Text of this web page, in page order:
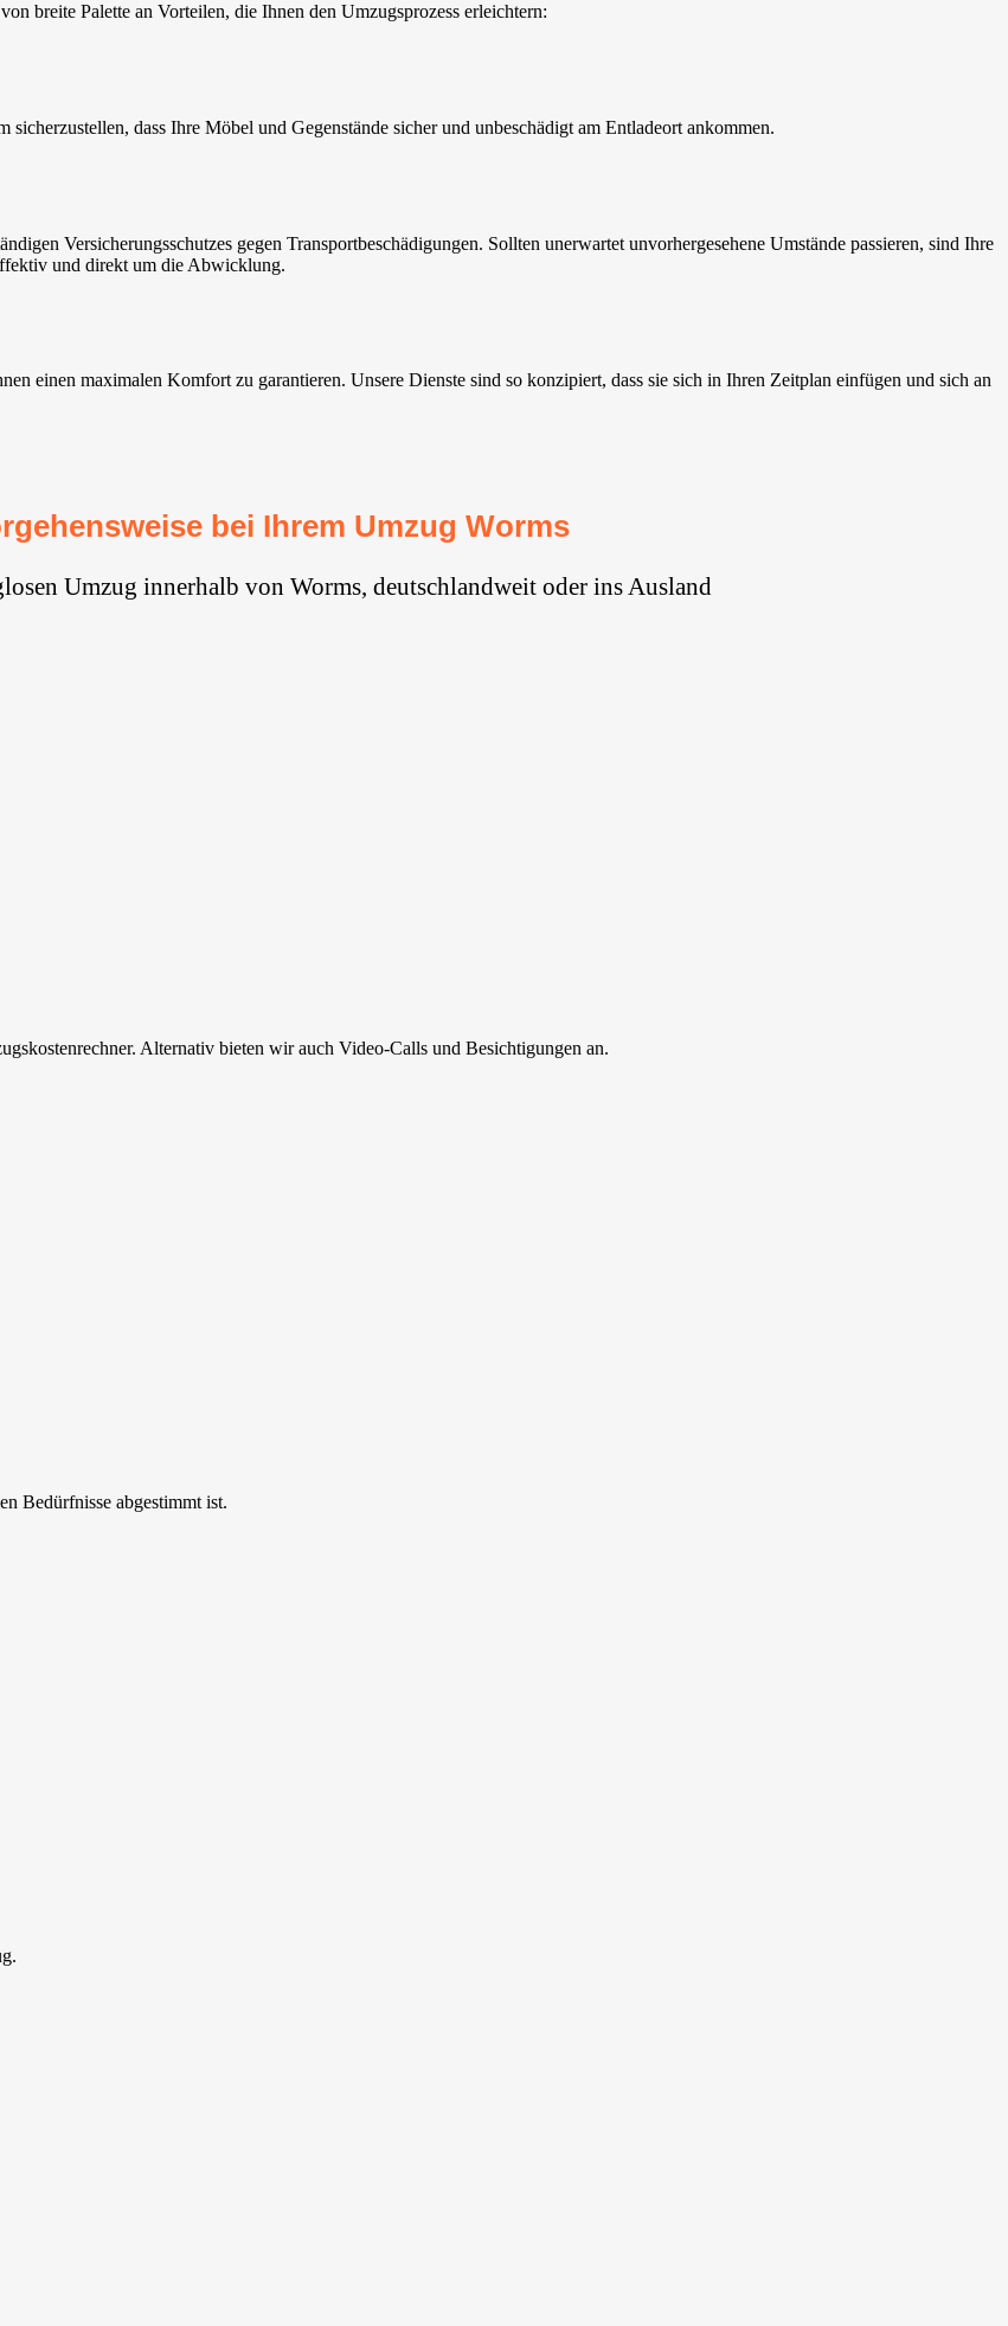
breite Palette an Vorteilen, die Ihnen den Umzugsprozess erleichtern:
dass Ihre Möbel und Gegenstände sicher und unbeschädigt am Entladeort ankommen.
Versicherungsschutzes gegen Transportbeschädigungen. Sollten unerwartet unvorhergesehene Umstände passieren, sind Ihre
und direkt um die Abwicklung.
einen maximalen Komfort zu garantieren. Unsere Dienste sind so konzipiert, dass sie sich in Ihren Zeitplan einfügen und sich an
bei Ihrem Umzug Worms
Umzug innerhalb von Worms, deutschlandweit oder ins Ausland
Alternativ bieten wir auch Video-Calls und Besichtigungen an.
Bedürfnisse abgestimmt ist.